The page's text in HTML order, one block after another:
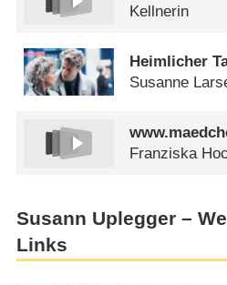
Kellnerin
Heimlicher
Susanne
Franziska
Susann Uplegger –
Links